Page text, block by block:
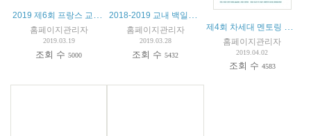
2019 제6회 프랑스 교민자녀 수학경시대회 안내
홈페이지관리자
2019.03.19
조회 수5000
2018-2019 교내 백일장 수상자 명단
홈페이지관리자
2019.03.28
조회 수5432
홈페이지관리자
2019.04.02
조회 수 4583